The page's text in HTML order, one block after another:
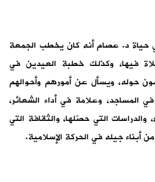
حياة د. عصام أنه كان يخطب الجمعة
فيها، وكذلك خطبة العيدين في
حوله، ويسأل عن أمورهم وأحوالهم
المساجد، وعلامة في أداء الشعائر،
التي حصّلها، والثقافة التي
أبناء جيله في الحركة الإسلامية.